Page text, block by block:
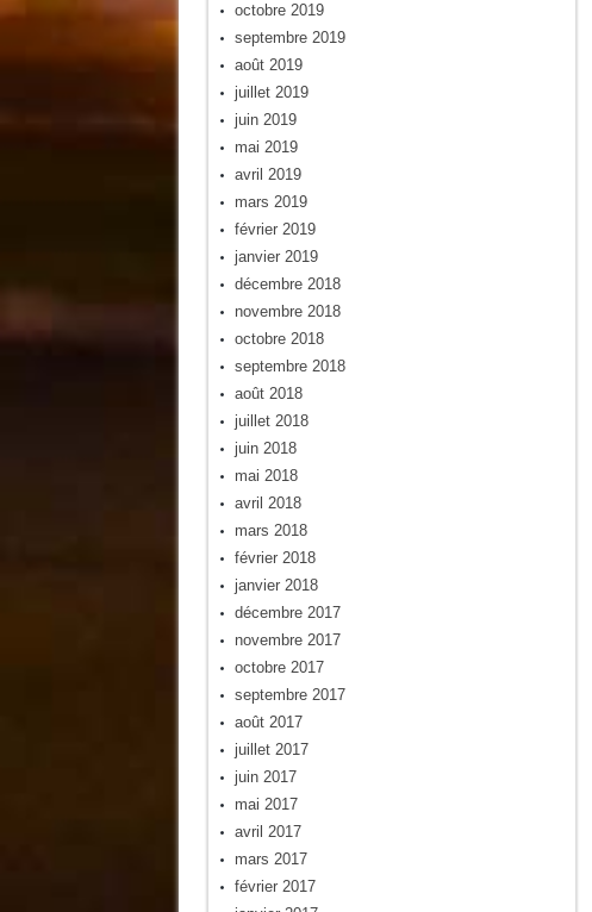
octobre 2019
septembre 2019
août 2019
juillet 2019
juin 2019
mai 2019
avril 2019
mars 2019
février 2019
janvier 2019
décembre 2018
novembre 2018
octobre 2018
septembre 2018
août 2018
juillet 2018
juin 2018
mai 2018
avril 2018
mars 2018
février 2018
janvier 2018
décembre 2017
novembre 2017
octobre 2017
septembre 2017
août 2017
juillet 2017
juin 2017
mai 2017
avril 2017
mars 2017
février 2017